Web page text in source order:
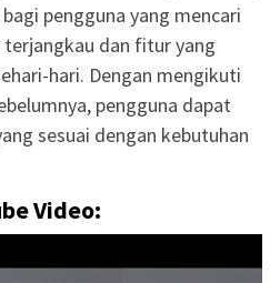
pengguna yang mencari
dan fitur yang
hari. Dengan mengikuti
pengguna dapat
sesuai dengan kebutuhan
Video: